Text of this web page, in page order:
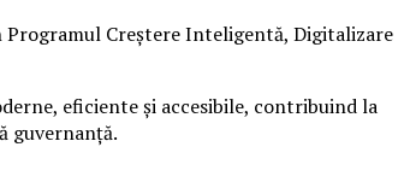
Creștere Inteligentă, Digitalizare
eficiente și accesibile, contribuind la
guvernanță.